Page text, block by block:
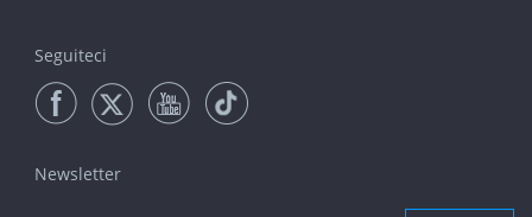
Seguiteci
Newsletter